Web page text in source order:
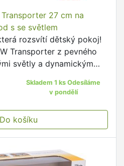
27 cm na
s se světlem
rozsvítí dětský pokoj!
Transporter z pevného
světly a dynamickým
Skladem 1 ks Odesíláme
v pondělí
košíku